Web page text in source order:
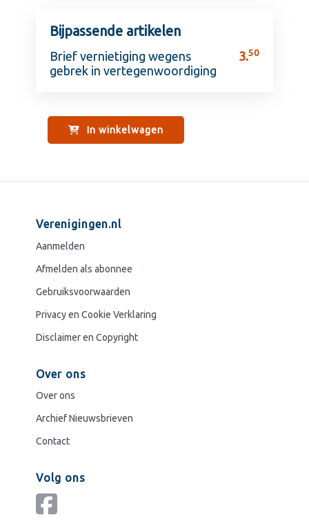
Bijpassende artikelen
Brief vernietiging wegens
gebrek in vertegenwoordiging
3.50
In winkelwagen
Verenigingen.nl
Aanmelden
Afmelden als abonnee
Gebruiksvoorwaarden
Privacy en Cookie Verklaring
Disclaimer en Copyright
Over ons
Over ons
Archief Nieuwsbrieven
Contact
Volg ons